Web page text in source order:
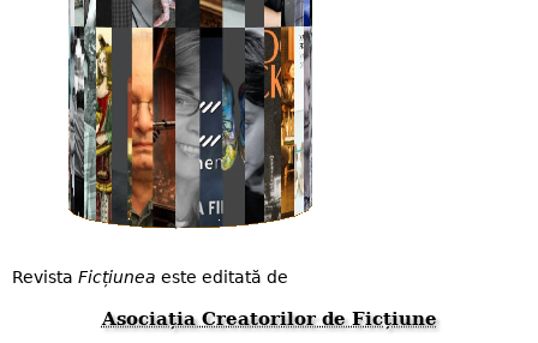
Revista Ficțiunea este editată de
Asociația Creatorilor de Ficțiune